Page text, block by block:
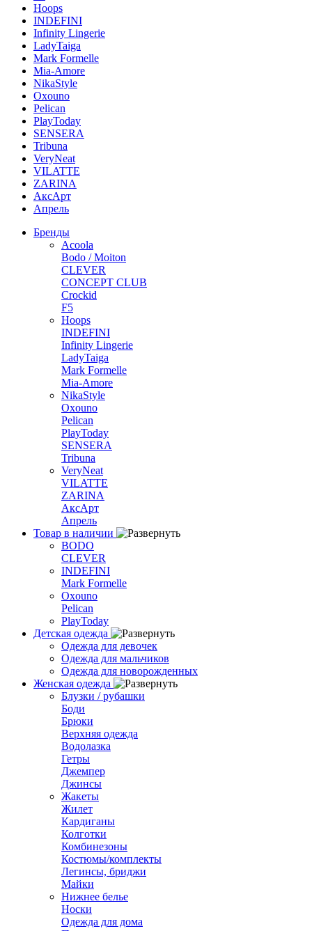
Hoops
INDEFINI
Infinity Lingerie
LadyTaiga
Mark Formelle
Mia-Amore
NikaStyle
Oxouno
Pelican
PlayToday
SENSERA
Tribuna
VeryNeat
VILATTE
ZARINA
АксАрт
Апрель
Бренды
Acoola
Bodo / Moiton
CLEVER
CONCEPT CLUB
Crockid
F5
Hoops
INDEFINI
Infinity Lingerie
LadyTaiga
Mark Formelle
Mia-Amore
NikaStyle
Oxouno
Pelican
PlayToday
SENSERA
Tribuna
VeryNeat
VILATTE
ZARINA
АксАрт
Апрель
Товар в наличии
BODO
CLEVER
INDEFINI
Mark Formelle
Oxouno
Pelican
PlayToday
Детская одежда
Одежда для девочек
Одежда для мальчиков
Одежда для новорожденных
Женская одежда
Блузки / рубашки
Боди
Брюки
Верхняя одежда
Водолазка
Гетры
Джемпер
Джинсы
Жакеты
Жилет
Кардиганы
Колготки
Комбинезоны
Костюмы/комплекты
Легинсы, бриджи
Майки
Нижнее белье
Носки
Одежда для дома